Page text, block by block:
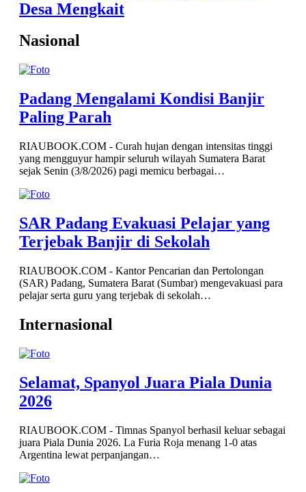
Desa Mengkait
Nasional
Padang Mengalami Kondisi Banjir
Paling Parah
RIAUBOOK.COM - Curah hujan dengan intensitas tinggi
yang mengguyur hampir seluruh wilayah Sumatera Barat
sejak Senin (3/8/2026) pagi memicu berbagai…
SAR Padang Evakuasi Pelajar yang
Terjebak Banjir di Sekolah
RIAUBOOK.COM - Kantor Pencarian dan Pertolongan
(SAR) Padang, Sumatera Barat (Sumbar) mengevakuasi para
pelajar serta guru yang terjebak di sekolah…
Internasional
Selamat, Spanyol Juara Piala Dunia
2026
RIAUBOOK.COM - Timnas Spanyol berhasil keluar sebagai
juara Piala Dunia 2026. La Furia Roja menang 1-0 atas
Argentina lewat perpanjangan…